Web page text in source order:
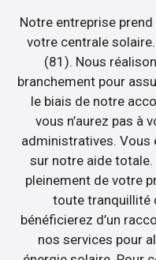
Notre entreprise
votre centrale
(81). Nous
branchement pour
le biais de notre
vous n’aurez pas à
administratives. Vous
sur notre aide
pleinement de votre
toute tranquillité
bénéficierez d’un
nos services pour